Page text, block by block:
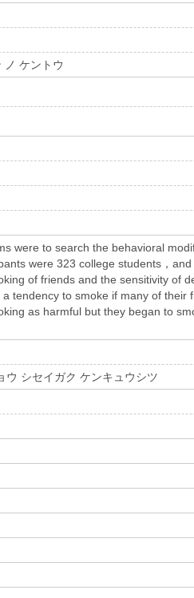
ノ ケントウ
were to search the behavioral
were 323 college students，
of friends and the sensitivity of
tendency to smoke if many of their
as harmful but they began to
ウ シセイガク ケンキュウシツ